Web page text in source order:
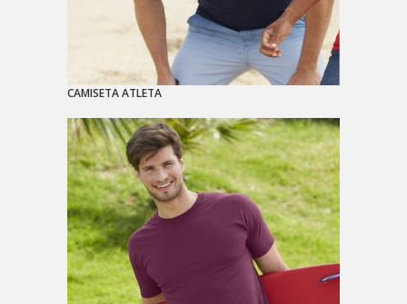
CAMISETA ATLETA